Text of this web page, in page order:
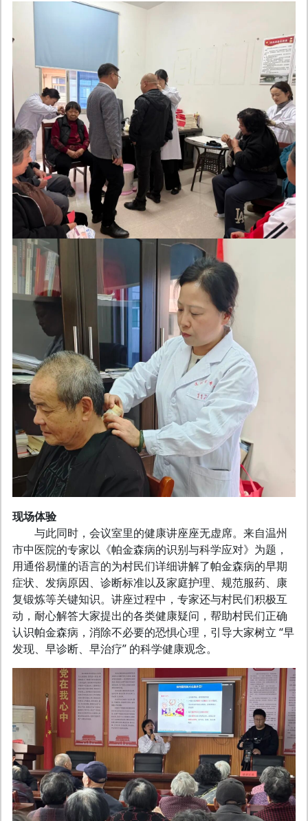
现场体验
与此同时，会议室里的健康讲座座无虚席。来自温州
市中医院的专家以《帕金森病的识别与科学应对》为题，
用通俗易懂的语言的为村民们详细讲解了帕金森病的早期
症状、发病原因、诊断标准以及家庭护理、规范服药、康
复锻炼等关键知识。讲座过程中，专家还与村民们积极互
动，耐心解答大家提出的各类健康疑问，帮助村民们正确
认识帕金森病，消除不必要的恐惧心理，引导大家树立 “早
发现、早诊断、早治疗” 的科学健康观念。